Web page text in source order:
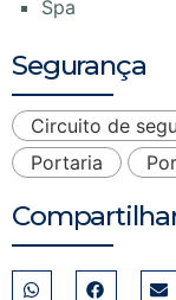
Spa
Segurança
Circuito de
Portaria